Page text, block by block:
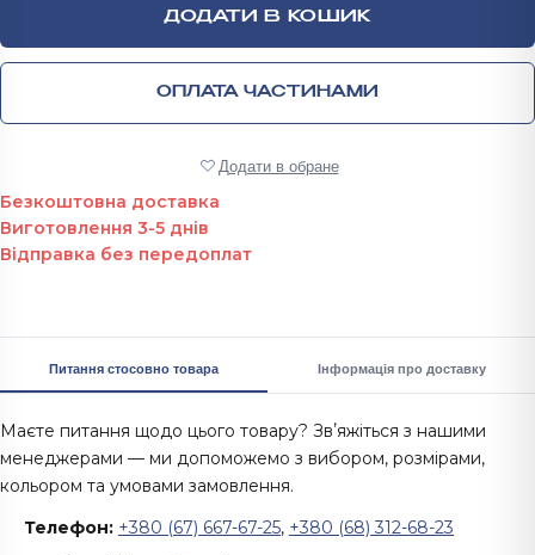
ДОДАТИ В КОШИК
ОПЛАТА ЧАСТИНАМИ
Додати в обране
Безкоштовна доставка
Виготовлення 3-5 днів
Відправка без передоплат
Питання стосовно товара Інформація про доставку
Маєте питання щодо цього товару? Звʼяжіться з нашими
менеджерами — ми допоможемо з вибором, розмірами,
кольором та умовами замовлення.
Телефон: +380 (67) 667-67-25, +380 (68) 312-68-23